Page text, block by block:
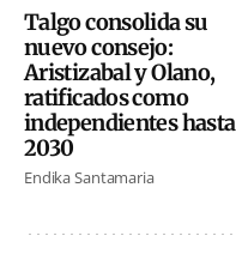
Talgo consolida su
nuevo consejo:
Aristizabal y Olano,
ratificados como
independientes hasta
2030
Endika Santamaria